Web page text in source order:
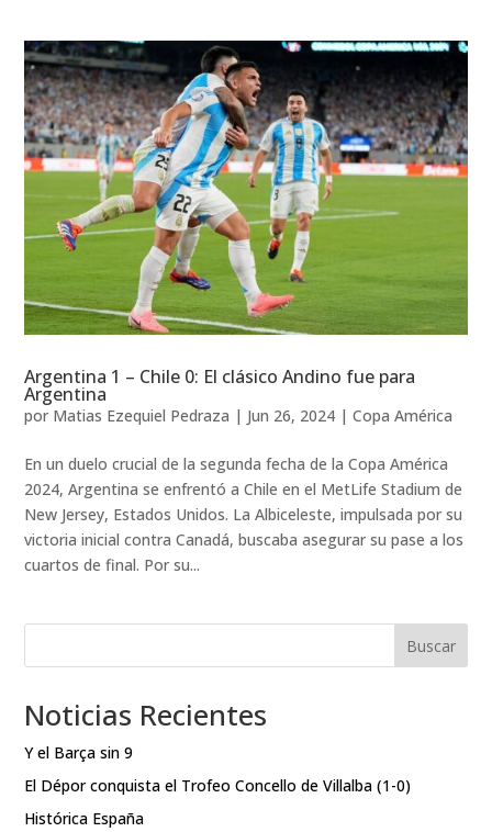
Argentina 1 – Chile 0: El clásico Andino fue para
Argentina
por Matias Ezequiel Pedraza | Jun 26, 2024 |Copa América
En un duelo crucial de la segunda fecha de la Copa América
2024, Argentina se enfrentó a Chile en el MetLife Stadium de
New Jersey, Estados Unidos. La Albiceleste, impulsada por su
victoria inicial contra Canadá, buscaba asegurar su pase a los
cuartos de final. Por su...
Buscar
Noticias Recientes
Y el Barça sin 9
El Dépor conquista el Trofeo Concello de Villalba (1-0)
Histórica España